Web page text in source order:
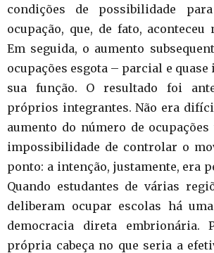
condições de possibilidade
ocupação, que, de fato, aconteceu
Em seguida, o aumento
ocupações esgota – parcial e
sua função. O resultado foi
próprios integrantes. Não era
aumento do número de
impossibilidade de controlar o
ponto: a intenção, justamente, era
Quando estudantes de várias
deliberam ocupar escolas há
democracia direta embrionária.
própria cabeça no que seria a